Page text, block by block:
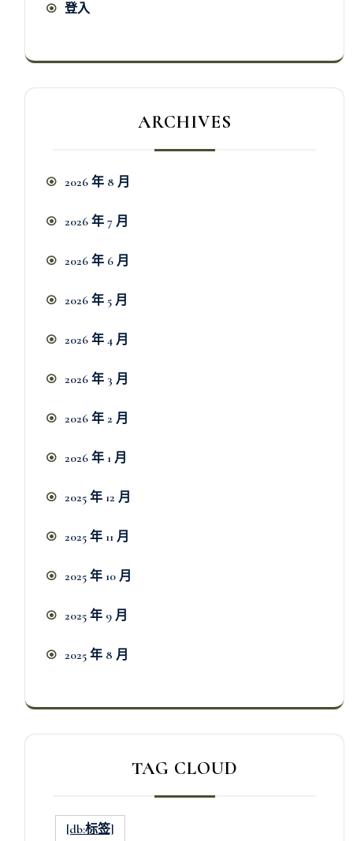
登入
ARCHIVES
2026 年 8 月
2026 年 7 月
2026 年 6 月
2026 年 5 月
2026 年 4 月
2026 年 3 月
2026 年 2 月
2026 年 1 月
2025 年 12 月
2025 年 11 月
2025 年 10 月
2025 年 9 月
2025 年 8 月
TAG CLOUD
[db:标签]